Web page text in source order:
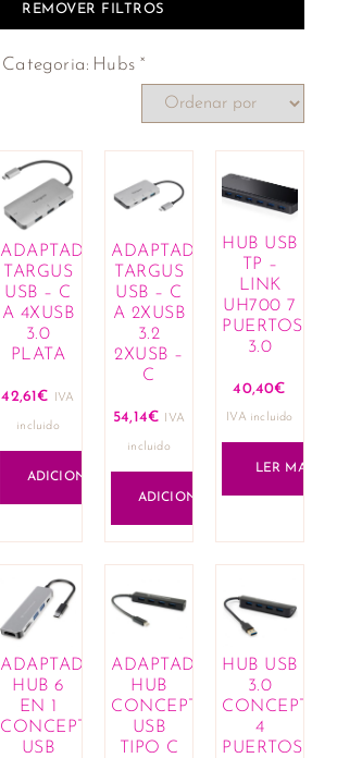
REMOVER FILTROS
Categoria: Hubs ×
ADAPTADOR
TARGUS
USB – C
A 4XUSB
3.0
PLATA
42,61€ IVA
incluido
ADICIONAR
ADAPTADOR
TARGUS
USB – C
A 2XUSB
3.2
2XUSB –
C
54,14€ IVA
incluido
ADICIONAR
HUB USB
TP –
LINK
UH700 7
PUERTOS
3.0
40,40€
IVA incluido
LER MAIS
ADAPTADOR
HUB 6
EN 1
CONCEPTRONIC
USB
ADAPTADOR
HUB
CONCEPTRONIC
USB
TIPO C
HUB USB
3.0
4
PUERTOS